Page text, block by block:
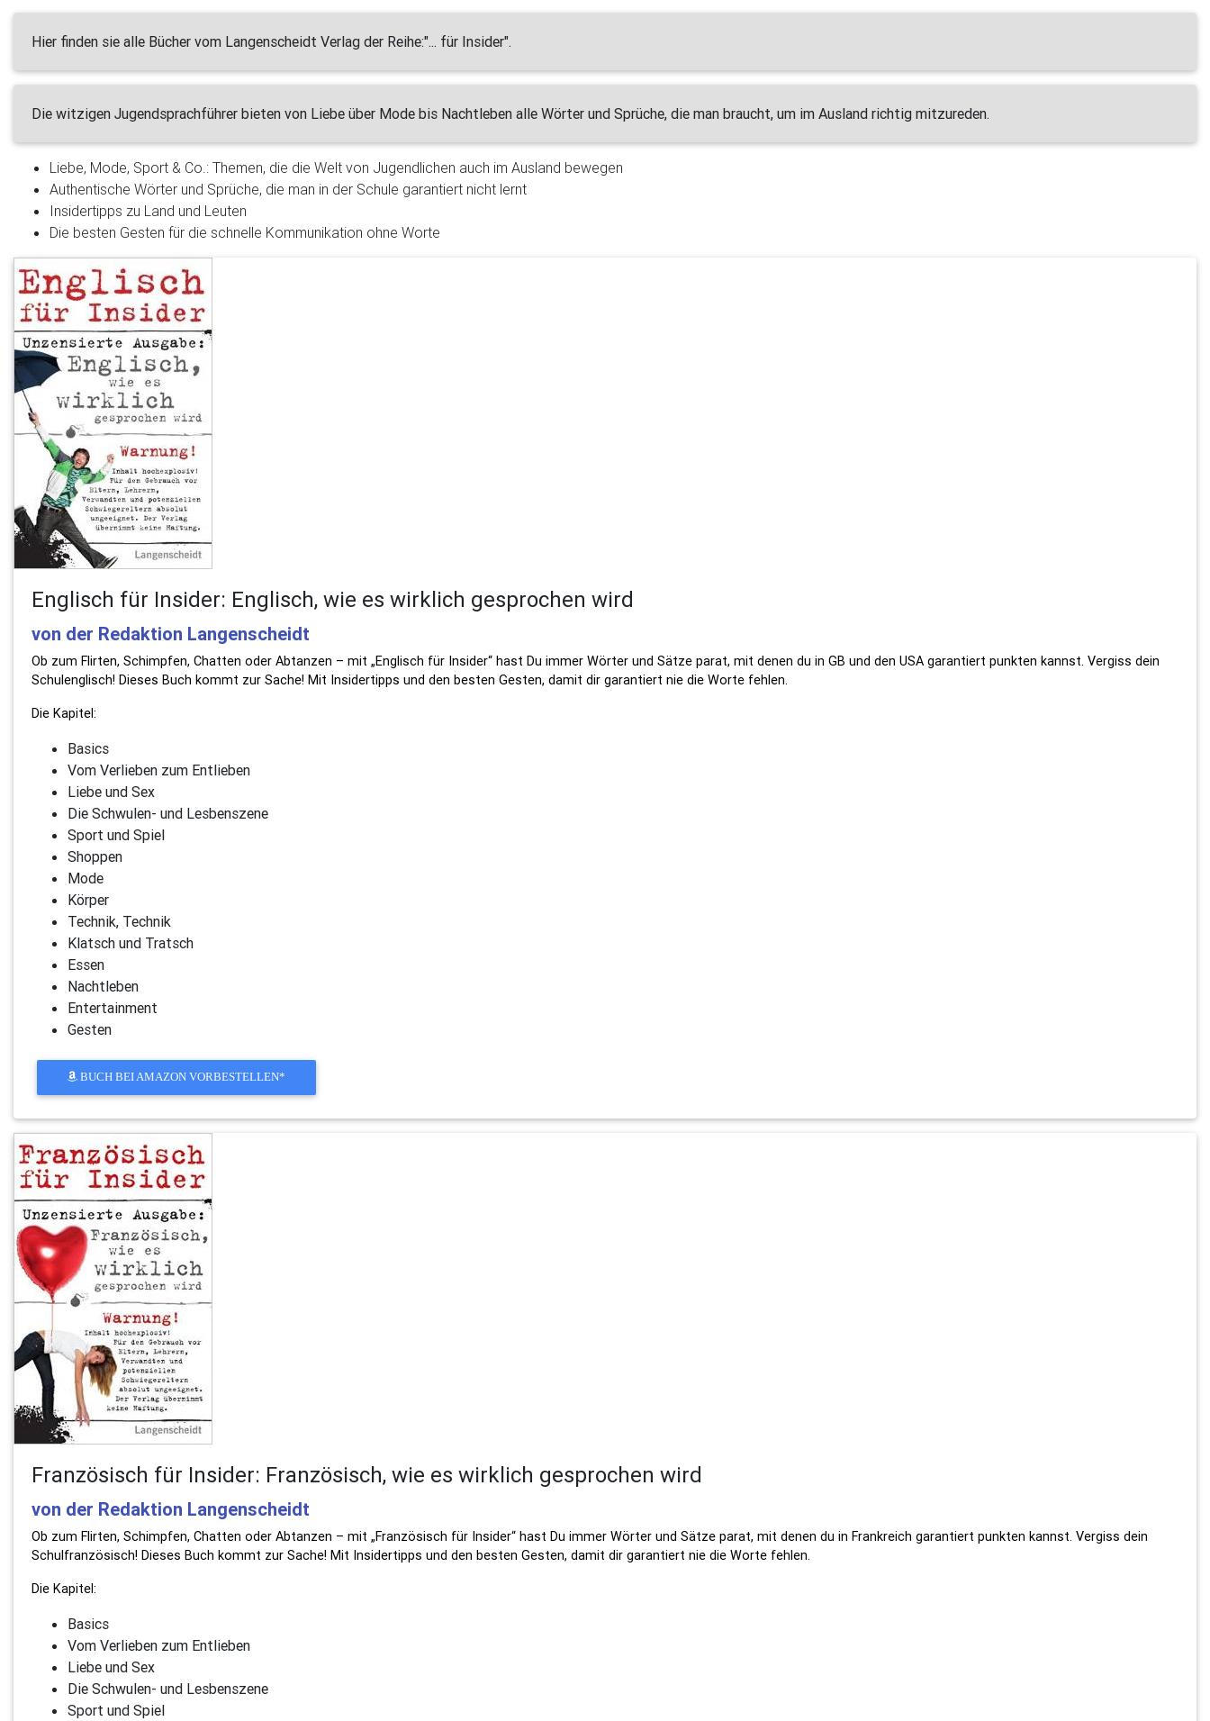
Hier finden sie alle Bücher vom Langenscheidt Verlag der Reihe:"... für Insider".
Die witzigen Jugendsprachführer bieten von Liebe über Mode bis Nachtleben alle Wörter und Sprüche, die man braucht, um im Ausland richtig mitzureden.
Liebe, Mode, Sport & Co.: Themen, die die Welt von Jugendlichen auch im Ausland bewegen
Authentische Wörter und Sprüche, die man in der Schule garantiert nicht lernt
Insidertipps zu Land und Leuten
Die besten Gesten für die schnelle Kommunikation ohne Worte
Englisch für Insider: Englisch, wie es wirklich gesprochen wird
von der Redaktion Langenscheidt
Ob zum Flirten, Schimpfen, Chatten oder Abtanzen – mit „Englisch für Insider“ hast Du immer Wörter und Sätze parat, mit denen du in GB und den USA garantiert punkten kannst. Vergiss dein
Schulenglisch! Dieses Buch kommt zur Sache! Mit Insidertipps und den besten Gesten, damit dir garantiert nie die Worte fehlen.
Die Kapitel:
Basics
Vom Verlieben zum Entlieben
Liebe und Sex
Die Schwulen- und Lesbenszene
Sport und Spiel
Shoppen
Mode
Körper
Technik, Technik
Klatsch und Tratsch
Essen
Nachtleben
Entertainment
Gesten
BUCH BEI AMAZON VORBESTELLEN*
Französisch für Insider: Französisch, wie es wirklich gesprochen wird
von der Redaktion Langenscheidt
Ob zum Flirten, Schimpfen, Chatten oder Abtanzen – mit „Französisch für Insider“ hast Du immer Wörter und Sätze parat, mit denen du in Frankreich garantiert punkten kannst. Vergiss dein
Schulfranzösisch! Dieses Buch kommt zur Sache! Mit Insidertipps und den besten Gesten, damit dir garantiert nie die Worte fehlen.
Die Kapitel:
Basics
Vom Verlieben zum Entlieben
Liebe und Sex
Die Schwulen- und Lesbenszene
Sport und Spiel